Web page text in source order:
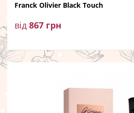
Franck Olivier Black Touch
від 867 грн